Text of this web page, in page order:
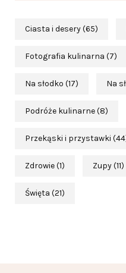
Ciasta i desery(65)
Fotografia kulinarna (7)
Na słodko (17) Na
Podróże kulinarne(8)
Przekąski i przystawki
Zdrowie(1) Zupy(11)
Święta (21)